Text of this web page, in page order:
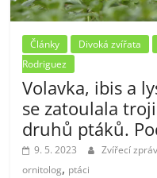
Články Divoká zvířata
Rodriguez
Volavka, ibis a
se zatoulala
druhů ptáků.
9. 5. 2023 Zvířecí
ornitolog, ptáci